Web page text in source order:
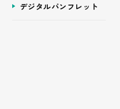
デジタルパンフレット